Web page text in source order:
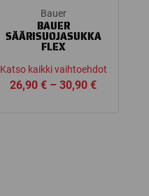
Bauer
BAUER
SÄÄRISUOJASUKKA
FLEX
Katso kaikki vaihtoehdot
26,90€ – 30,90€Price